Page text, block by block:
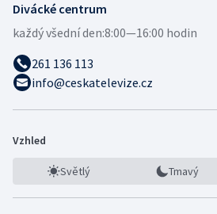
Divácké centrum
každý všední den:8:00—16:00 hodin
261 136 113
info@ceskatelevize.cz
Vzhled
Světlý Tmavý